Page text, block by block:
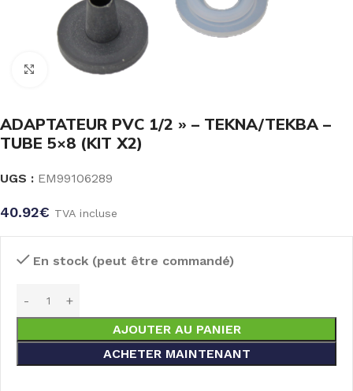
Click to enlarge
ADAPTATEUR PVC 1/2 » – TEKNA/TEKBA –
TUBE 5×8 (KIT X2)
UGS : EM99106289
40.92€ TVA incluse
En stock (peut être commandé)
AJOUTER AU PANIER
ACHETER MAINTENANT